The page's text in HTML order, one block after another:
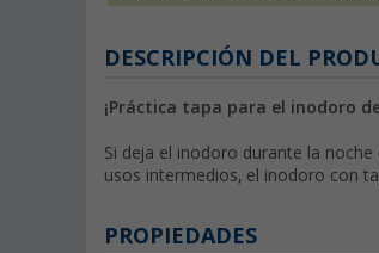
DESCRIPCIÓN DEL
¡Práctica tapa para el inodoro
Si deja el inodoro durante la
usos intermedios, el inodoro con
PROPIEDADES